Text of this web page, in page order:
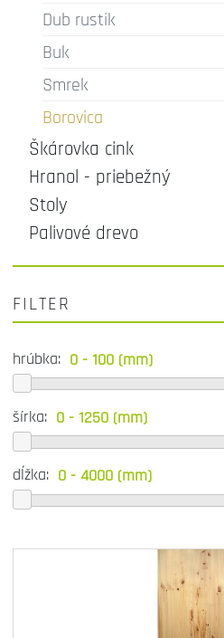
Dub rustik
Buk
Smrek
Borovica
Škárovka cink
Hranol - priebežný
Stoly
Palivové drevo
FILTER
hrúbka:
šírka:
dĺžka: